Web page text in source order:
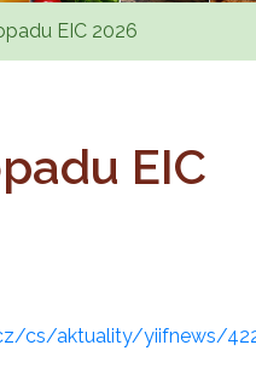
EIC 2026
EIC
cs/aktuality/yiifnews/